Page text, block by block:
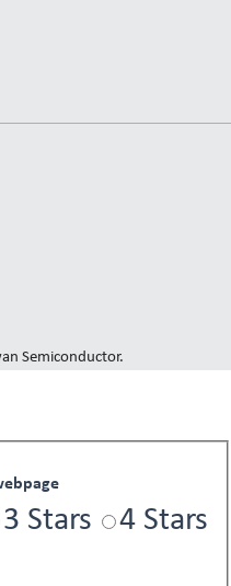
Semiconductor.
3 Stars
4 Stars